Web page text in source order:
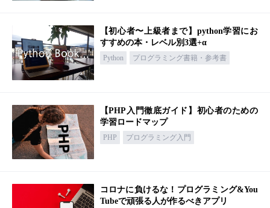
【初心者〜上級者まで】python学習にお
すすめの本・レベル別3選+α
Python プログラミング書籍・参考書
【PHP入門徹底ガイド】初心者のための
学習ロードマップ
PHP プログラミング入門
コロナに負けるな！プログラミング&You
Tubeで頑張る人が作るべきアプリ